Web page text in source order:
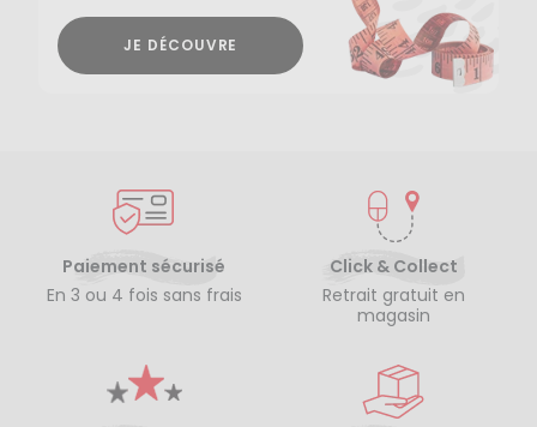
JE DÉCOUVRE
Paiement sécurisé
En 3 ou 4 fois sans frais
Click & Collect
Retrait gratuit en
magasin